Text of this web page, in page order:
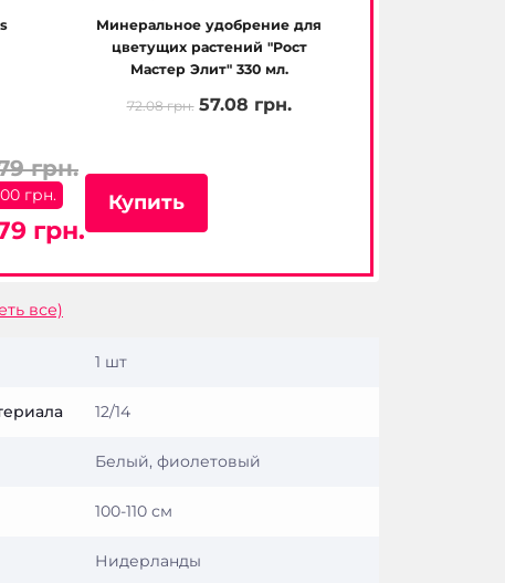
Минеральное удобрение для
цветущих растений "Рост
Мастер Элит" 330 мл.
72.08 грн. 57.08 грн.
грн.
грн.
грн.
Купить
все)
1 шт
12/14
Белый, фиолетовый
100-110 см
Нидерланды